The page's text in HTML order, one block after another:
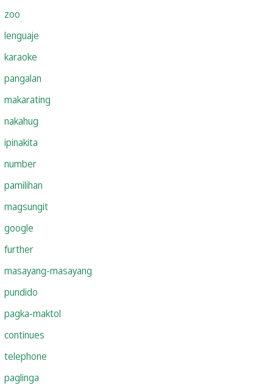
zoo
lenguaje
karaoke
pangalan
makarating
nakahug
ipinakita
number
pamilihan
magsungit
google
further
masayang-masayang
pundido
pagka-maktol
continues
telephone
paglinga